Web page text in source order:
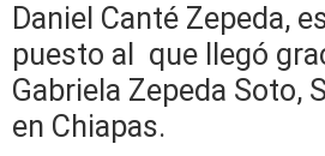
Daniel Canté Zepeda,
puesto al que llegó
Gabriela Zepeda Soto,
en Chiapas.